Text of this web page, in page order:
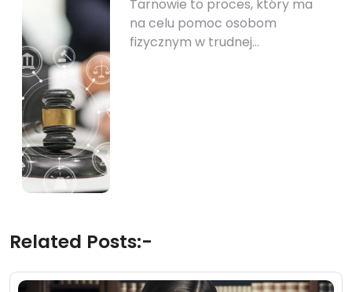
Tarnowie to proces, który ma
na celu pomoc osobom
fizycznym w trudnej…
Related Posts:-